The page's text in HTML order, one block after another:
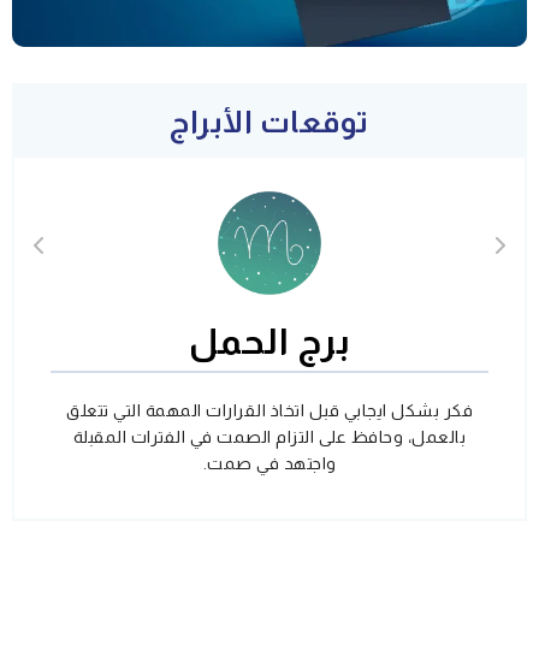
توقعات الأبراج
برج الحمل
فكر بشكل ايجابي قبل اتخاذ القرارات المهمة التي تتعلق
بالعمل، وحافظ على التزام الصمت في الفترات المقبلة
واجتهد في صمت.